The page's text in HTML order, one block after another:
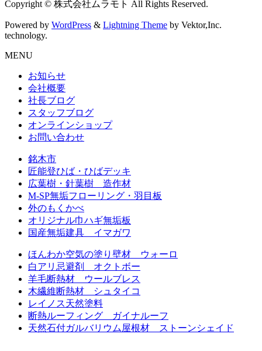
Copyright © 株式会社ムラモト All Rights Reserved.
Powered by WordPress & Lightning Theme by Vektor,Inc.
technology.
MENU
お知らせ
会社概要
社長ブログ
スタッフブログ
オンラインショップ
お問い合わせ
銘木市
匠能登ひば・ひばデッキ
広葉樹・針葉樹 造作材
M-SP無垢フローリング・羽目板
外のもくかべ
オリジナル巾ハギ無垢板
国産無垢建具 イマガワ
ほんわか空気の塗り壁材 ウォーロ
白アリ忌避剤 オクトボー
羊毛断熱材 ウールブレス
木繊維断熱材 シュタイコ
レイノス天然塗料
断熱ルーフィング ガイナルーフ
天然石付ガルバリウム屋根材 ストーンシェイド